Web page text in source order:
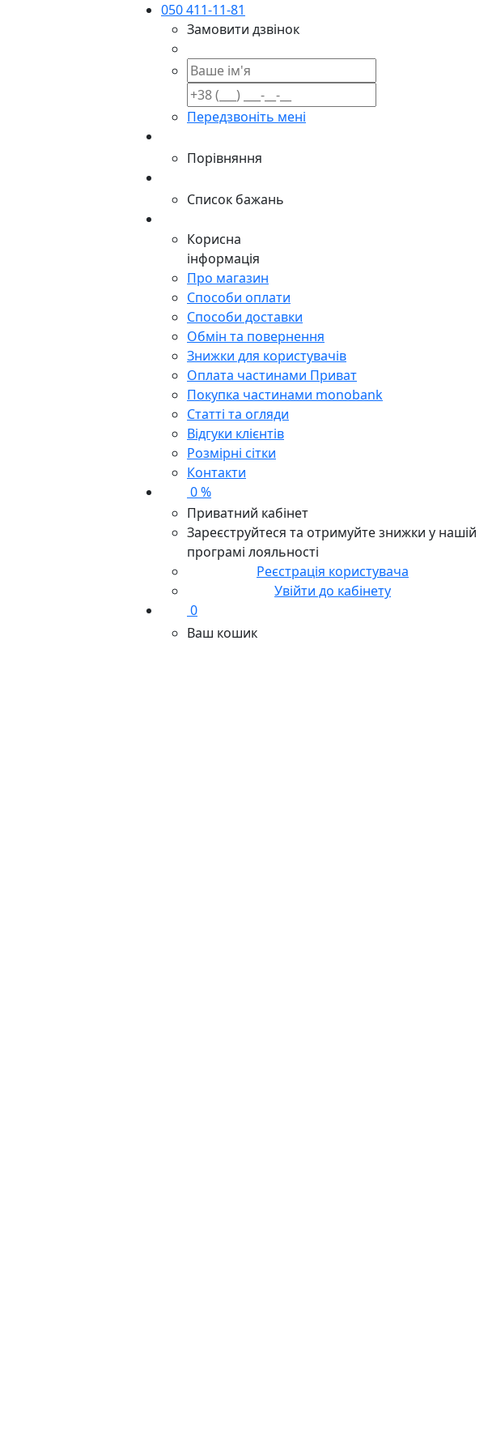
050 411-11-81
Замовити дзвінок
Передзвоніть мені
Порівняння
Список бажань
Корисна
інформація
Про магазин
Способи оплати
Способи доставки
Обмін та повернення
Знижки для користувачів
Оплата частинами Приват
Покупка частинами monobank
Статті та огляди
Відгуки клієнтів
Розмірні сітки
Контакти
0 %
Приватний кабінет
Зареєструйтеся та отримуйте знижки у нашій
програмі лояльності
Реєстрація користувача
Увійти до кабінету
0
Ваш кошик